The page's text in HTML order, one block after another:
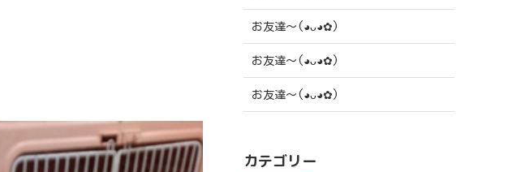
お友達〜(⁠◕⁠ᴗ⁠◕⁠✿⁠)
お友達〜(⁠◕⁠ᴗ⁠◕⁠✿⁠)
お友達〜(⁠◕⁠ᴗ⁠◕⁠✿⁠)
カテゴリー